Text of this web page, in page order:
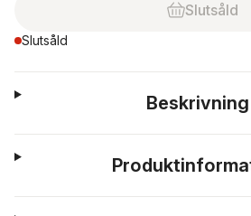
Slutsåld
Slutsåld
Beskrivning